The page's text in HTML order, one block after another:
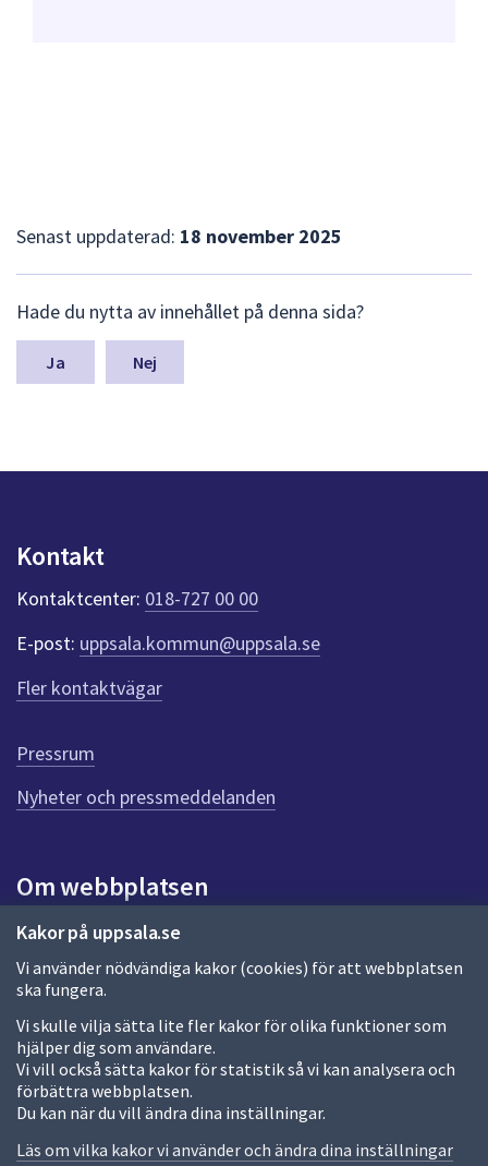
Kakor på uppsala.se
Vi använder nödvändiga kakor (cookies) för att webbplatsen
ska fungera.
Vi skulle vilja sätta lite fler kakor för olika funktioner som
hjälper dig som användare.
Vi vill också sätta kakor för statistik så vi kan analysera och
förbättra webbplatsen.
Du kan när du vill ändra dina inställningar.
Läs om vilka kakor vi använder och ändra dina inställningar
Senast uppdaterad: 18 november 2025
ä
m
a
p
k
t
e
f
r
d
n
n
a
a
Hade du nytta av innehållet på denna sida?
Nej
Kontakt
Kontaktcenter: 018-727 00 00
E-post: uppsala.kommun@uppsala.se
Fler kontaktvägar
Pressrum
Nyheter och pressmeddelanden
Om webbplatsen
Om webbplatsen
Allmänna handlingar och diarium
Behandling av personuppgifter
Kakor
Språk (other languages)
Tillgänglighetsredogörelse